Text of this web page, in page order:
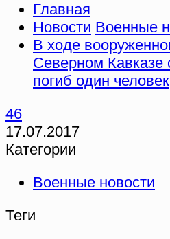
Главная
Новости Военные
В ходе
Северном Кавказе
погиб один человек
46
17.07.2017
Категории
Военные новости
Теги